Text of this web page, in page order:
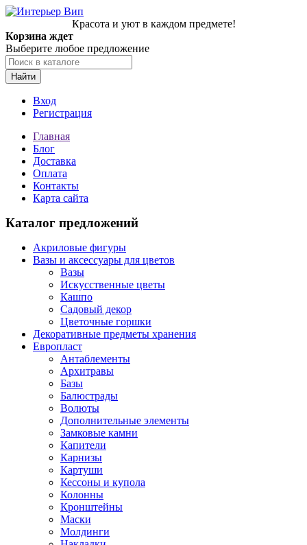
Красота и уют в каждом предмете!
Корзина ждет
Выберите любое предложение
Найти
Вход
Регистрация
Главная
Блог
Доставка
Оплата
Контакты
Карта сайта
Каталог предложений
Акриловые фигуры
Вазы и аксессуары для цветов
Вазы
Искусственные цветы
Кашпо
Садовый декор
Цветочные горшки
Декоративные предметы хранения
Европласт
Антаблементы
Архитравы
Базы
Балюстрады
Волюты
Дополнительные элементы
Замковые камни
Капители
Карнизы
Картуши
Кессоны и купола
Колонны
Кронштейны
Маски
Молдинги